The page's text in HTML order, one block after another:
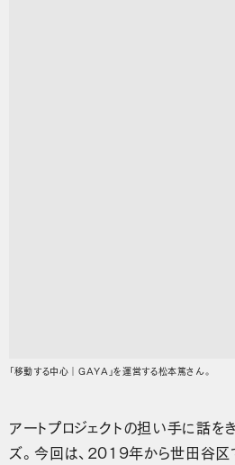
「移動する中心｜GAYA」を運営する松本篤さん。
アートプロジェクトの担い手に話を
ズ。今回は、2019年から世田谷区